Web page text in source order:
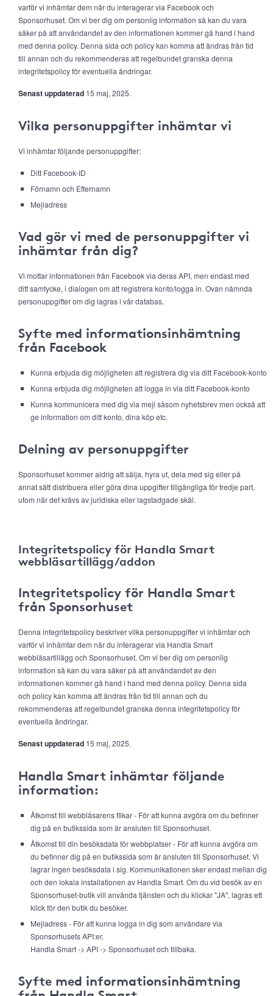
varför vi inhämtar dem när du interagerar via Facebook och
Sponsorhuset. Om vi ber dig om personlig information så kan du vara
säker på att användandet av den informationen kommer gå hand i hand
med denna policy. Denna sida och policy kan komma att ändras från tid
till annan och du rekommenderas att regelbundet granska denna
integritetspolicy för eventuella ändringar.
Senast uppdaterad 15 maj, 2025.
Vilka personuppgifter inhämtar vi
Vi inhämtar följande personuppgifter:
Ditt Facebook-ID
Förnamn och Efternamn
Mejladress
Vad gör vi med de personuppgifter vi
inhämtar från dig?
Vi mottar informationen från Facebook via deras API, men endast med
ditt samtycke, i dialogen om att registrera konto/logga in. Ovan nämnda
personuppgifter om dig lagras i vår databas.
Syfte med informationsinhämtning
från Facebook
Kunna erbjuda dig möjligheten att registrera dig via ditt Facebook-konto
Kunna erbjuda dig möjligheten att logga in via ditt Facebook-konto
Kunna kommunicera med dig via mejl såsom nyhetsbrev men också att
ge information om ditt konto, dina köp etc.
Delning av personuppgifter
Sponsorhuset kommer aldrig att sälja, hyra ut, dela med sig eller på
annat sätt distribuera eller göra dina uppgifter tillgängliga för tredje part,
utom när det krävs av juridiska eller lagstadgade skäl.
Integritetspolicy för Handla Smart
webbläsartillägg/addon
Integritetspolicy för Handla Smart
från Sponsorhuset
Denna integritetspolicy beskriver vilka personuppgifter vi inhämtar och
varför vi inhämtar dem när du interagerar via Handla Smart
webbläsartillägg och Sponsorhuset. Om vi ber dig om personlig
information så kan du vara säker på att användandet av den
informationen kommer gå hand i hand med denna policy. Denna sida
och policy kan komma att ändras från tid till annan och du
rekommenderas att regelbundet granska denna integritetspolicy för
eventuella ändringar.
Senast uppdaterad 15 maj, 2025.
Handla Smart inhämtar följande
information:
Åtkomst till webbläsarens flikar - För att kunna avgöra om du befinner
dig på en butikssida som är ansluten till Sponsorhuset.
Åtkomst till din besöksdata för webbplatser - För att kunna avgöra om
du befinner dig på en butikssida som är ansluten till Sponsorhuset. Vi
lagrar ingen besöksdata i sig. Kommunikationen sker endast mellan dig
och den lokala installationen av Handla Smart. Om du vid besök av en
Sponsorhuset-butik vill använda tjänsten och du klickar "JA", lagras ett
klick för den butik du besöker.
Mejladress - För att kunna logga in dig som användare via
Sponsorhusets API:er.
Handla Smart -> API -> Sponsorhuset och tillbaka.
Syfte med informationsinhämtning